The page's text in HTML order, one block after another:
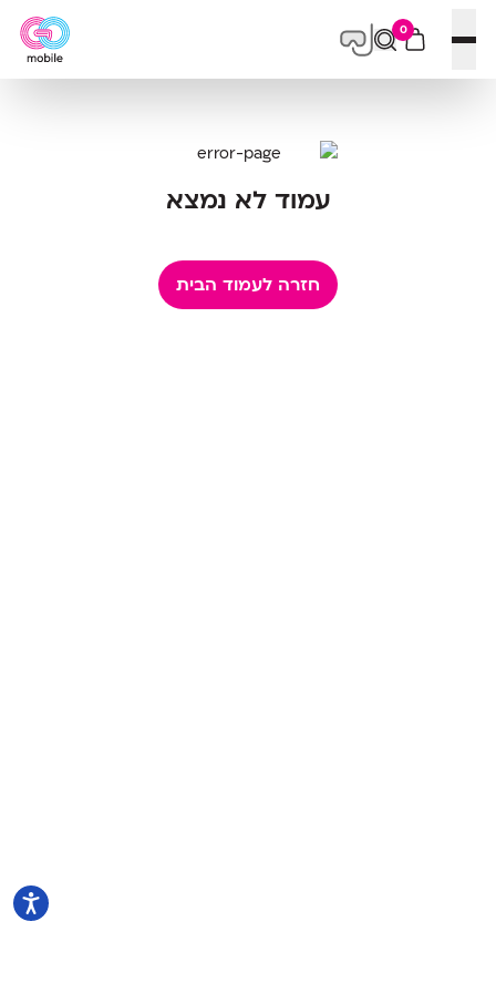
פתח תפריט
0
עמוד לא נמצא
חזרה לעמוד הבית